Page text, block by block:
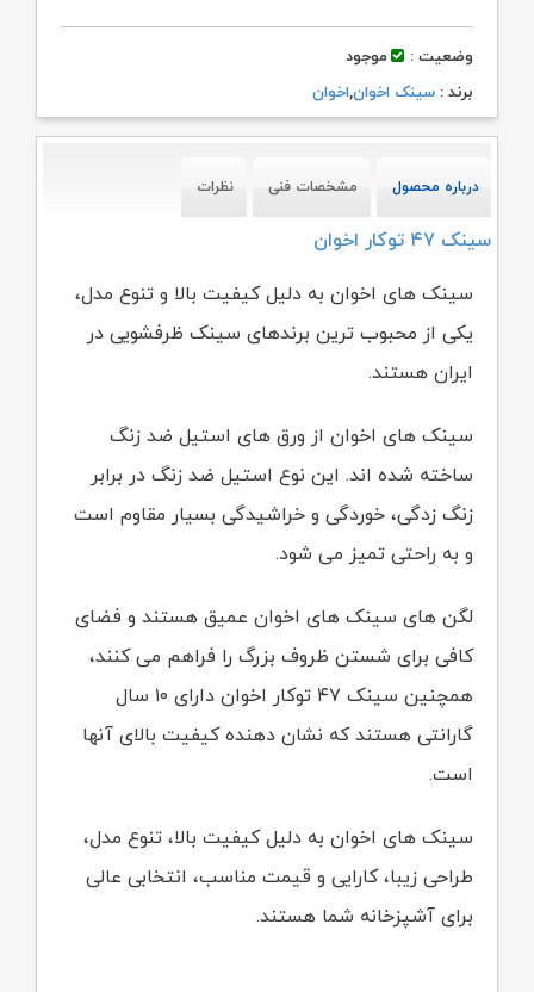
وضعیت :
موجود
برند : سینک اخوان,اخوان
درباره محصول مشخصات فنی نظرات
سینک ۴۷ توکار اخوان
سینک های اخوان به دلیل کیفیت بالا و تنوع مدل،
یکی از محبوب ترین برندهای سینک ظرفشویی در
ایران هستند.
سینک های اخوان از ورق های استیل ضد زنگ
ساخته شده اند. این نوع استیل ضد زنگ در برابر
زنگ زدگی، خوردگی و خراشیدگی بسیار مقاوم است
و به راحتی تمیز می شود.
لگن های سینک های اخوان عمیق هستند و فضای
کافی برای شستن ظروف بزرگ را فراهم می کنند،
همچنین سینک ۴۷ توکار اخوان دارای ۱۰ سال
گارانتی هستند که نشان دهنده کیفیت بالای آنها
است.
سینک های اخوان به دلیل کیفیت بالا، تنوع مدل،
طراحی زیبا، کارایی و قیمت مناسب، انتخابی عالی
برای آشپزخانه شما هستند.